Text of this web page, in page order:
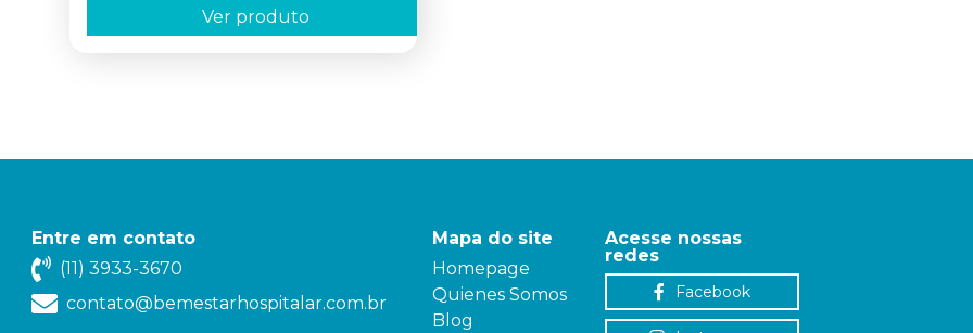
Ver produto
Entre em contato
(11) 3933-3670
contato@bemestarhospitalar.com.br
Mapa do site
Homepage
Quienes Somos
Blog
Acesse nossas
redes
Facebook